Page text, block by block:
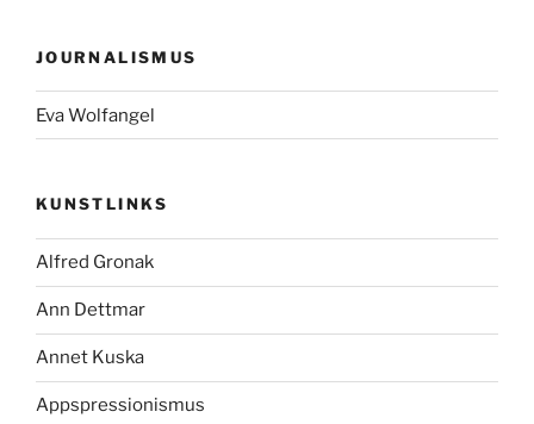
JOURNALISMUS
Eva Wolfangel
KUNSTLINKS
Alfred Gronak
Ann Dettmar
Annet Kuska
Appspressionismus